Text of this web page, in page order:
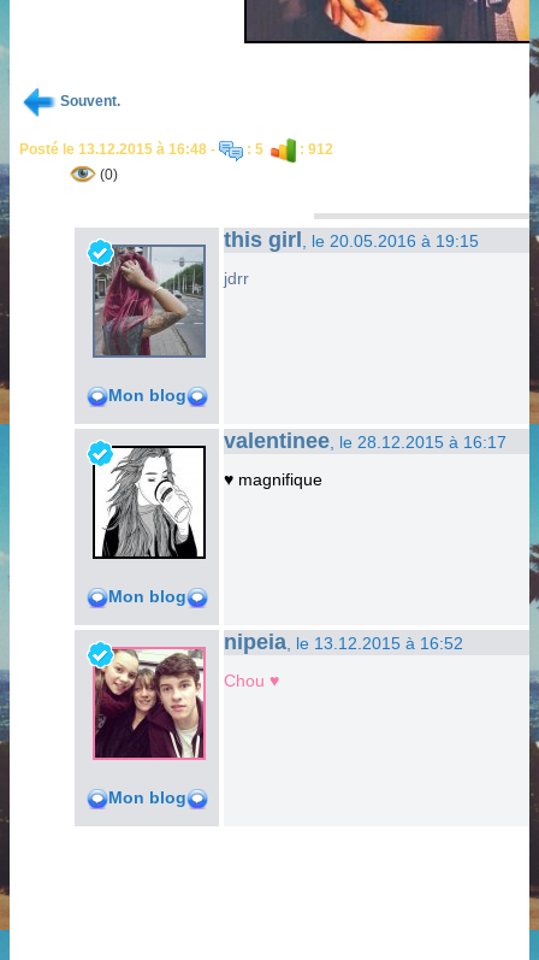
Souvent.
Posté le 13.12.2015 à 16:48 - : 5
: 912
(0)
Mon blog
this girl
, le 20.05.2016 à 19:15
jdrr
Mon blog
valentinee , le 28.12.2015 à 16:17
♥ magnifique
Mon blog
nipeia , le 13.12.2015 à 16:52
Chou ♥